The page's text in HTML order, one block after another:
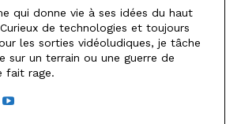
qui donne vie à ses idées du haut
de technologies et toujours
les sorties vidéoludiques, je tâche
sur un terrain ou une guerre de
fait rage.